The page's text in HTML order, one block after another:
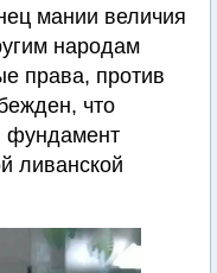
мании величия
народам
права, против
что
фундамент
ливанской